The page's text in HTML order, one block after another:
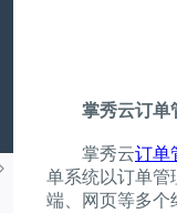
掌秀云订单
掌秀云订单
单系统以订单管
端、网页等多个